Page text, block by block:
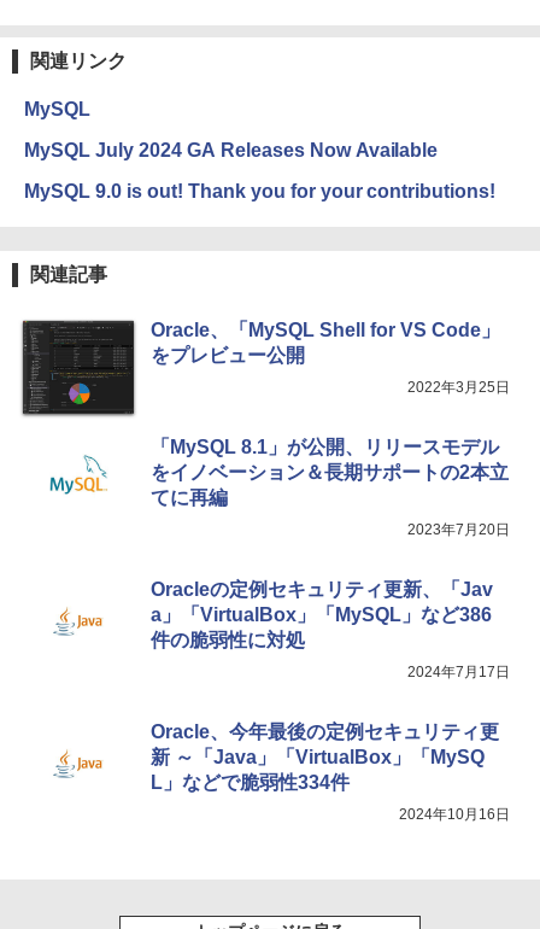
￥1,292
ージ、防水、7インチカラーディスプレ
テリー、広告無し、ブラック (2025年発
New Amazon Kindle Scribe Colorsoft |
11インチカラーディスプレイ、64GBスト
整、色調調節ライト、プレミアムペン付
￥115,980
関連リンク
MySQL
MySQL July 2024 GA Releases Now Available
MySQL 9.0 is out! Thank you for your contributions!
関連記事
Oracle、「MySQL Shell for VS Code」
をプレビュー公開
2022年3月25日
「MySQL 8.1」が公開、リリースモデル
をイノベーション＆長期サポートの2本立
てに再編
2023年7月20日
Oracleの定例セキュリティ更新、「Jav
a」「VirtualBox」「MySQL」など386
件の脆弱性に対処
2024年7月17日
Oracle、今年最後の定例セキュリティ更
新 ～「Java」「VirtualBox」「MySQ
L」などで脆弱性334件
2024年10月16日